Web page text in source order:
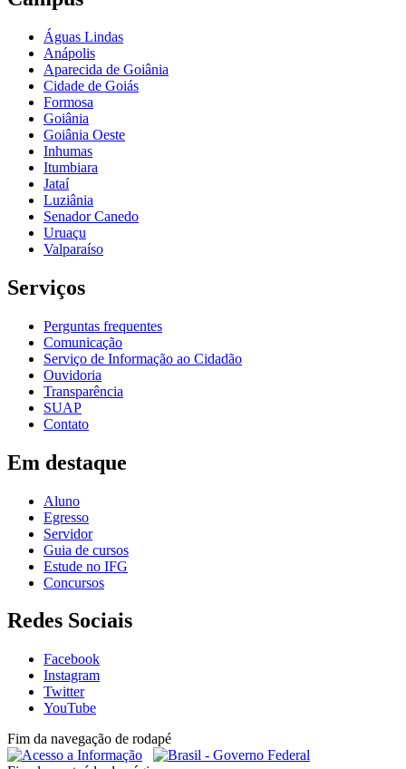
Águas Lindas
Anápolis
Aparecida de Goiânia
Cidade de Goiás
Formosa
Goiânia
Goiânia Oeste
Inhumas
Itumbiara
Jataí
Luziânia
Senador Canedo
Uruaçu
Valparaíso
Serviços
Perguntas frequentes
Comunicação
Serviço de Informação ao Cidadão
Ouvidoria
Transparência
SUAP
Contato
Em destaque
Aluno
Egresso
Servidor
Guia de cursos
Estude no IFG
Concursos
Redes Sociais
Facebook
Instagram
Twitter
YouTube
Fim da navegação de rodapé